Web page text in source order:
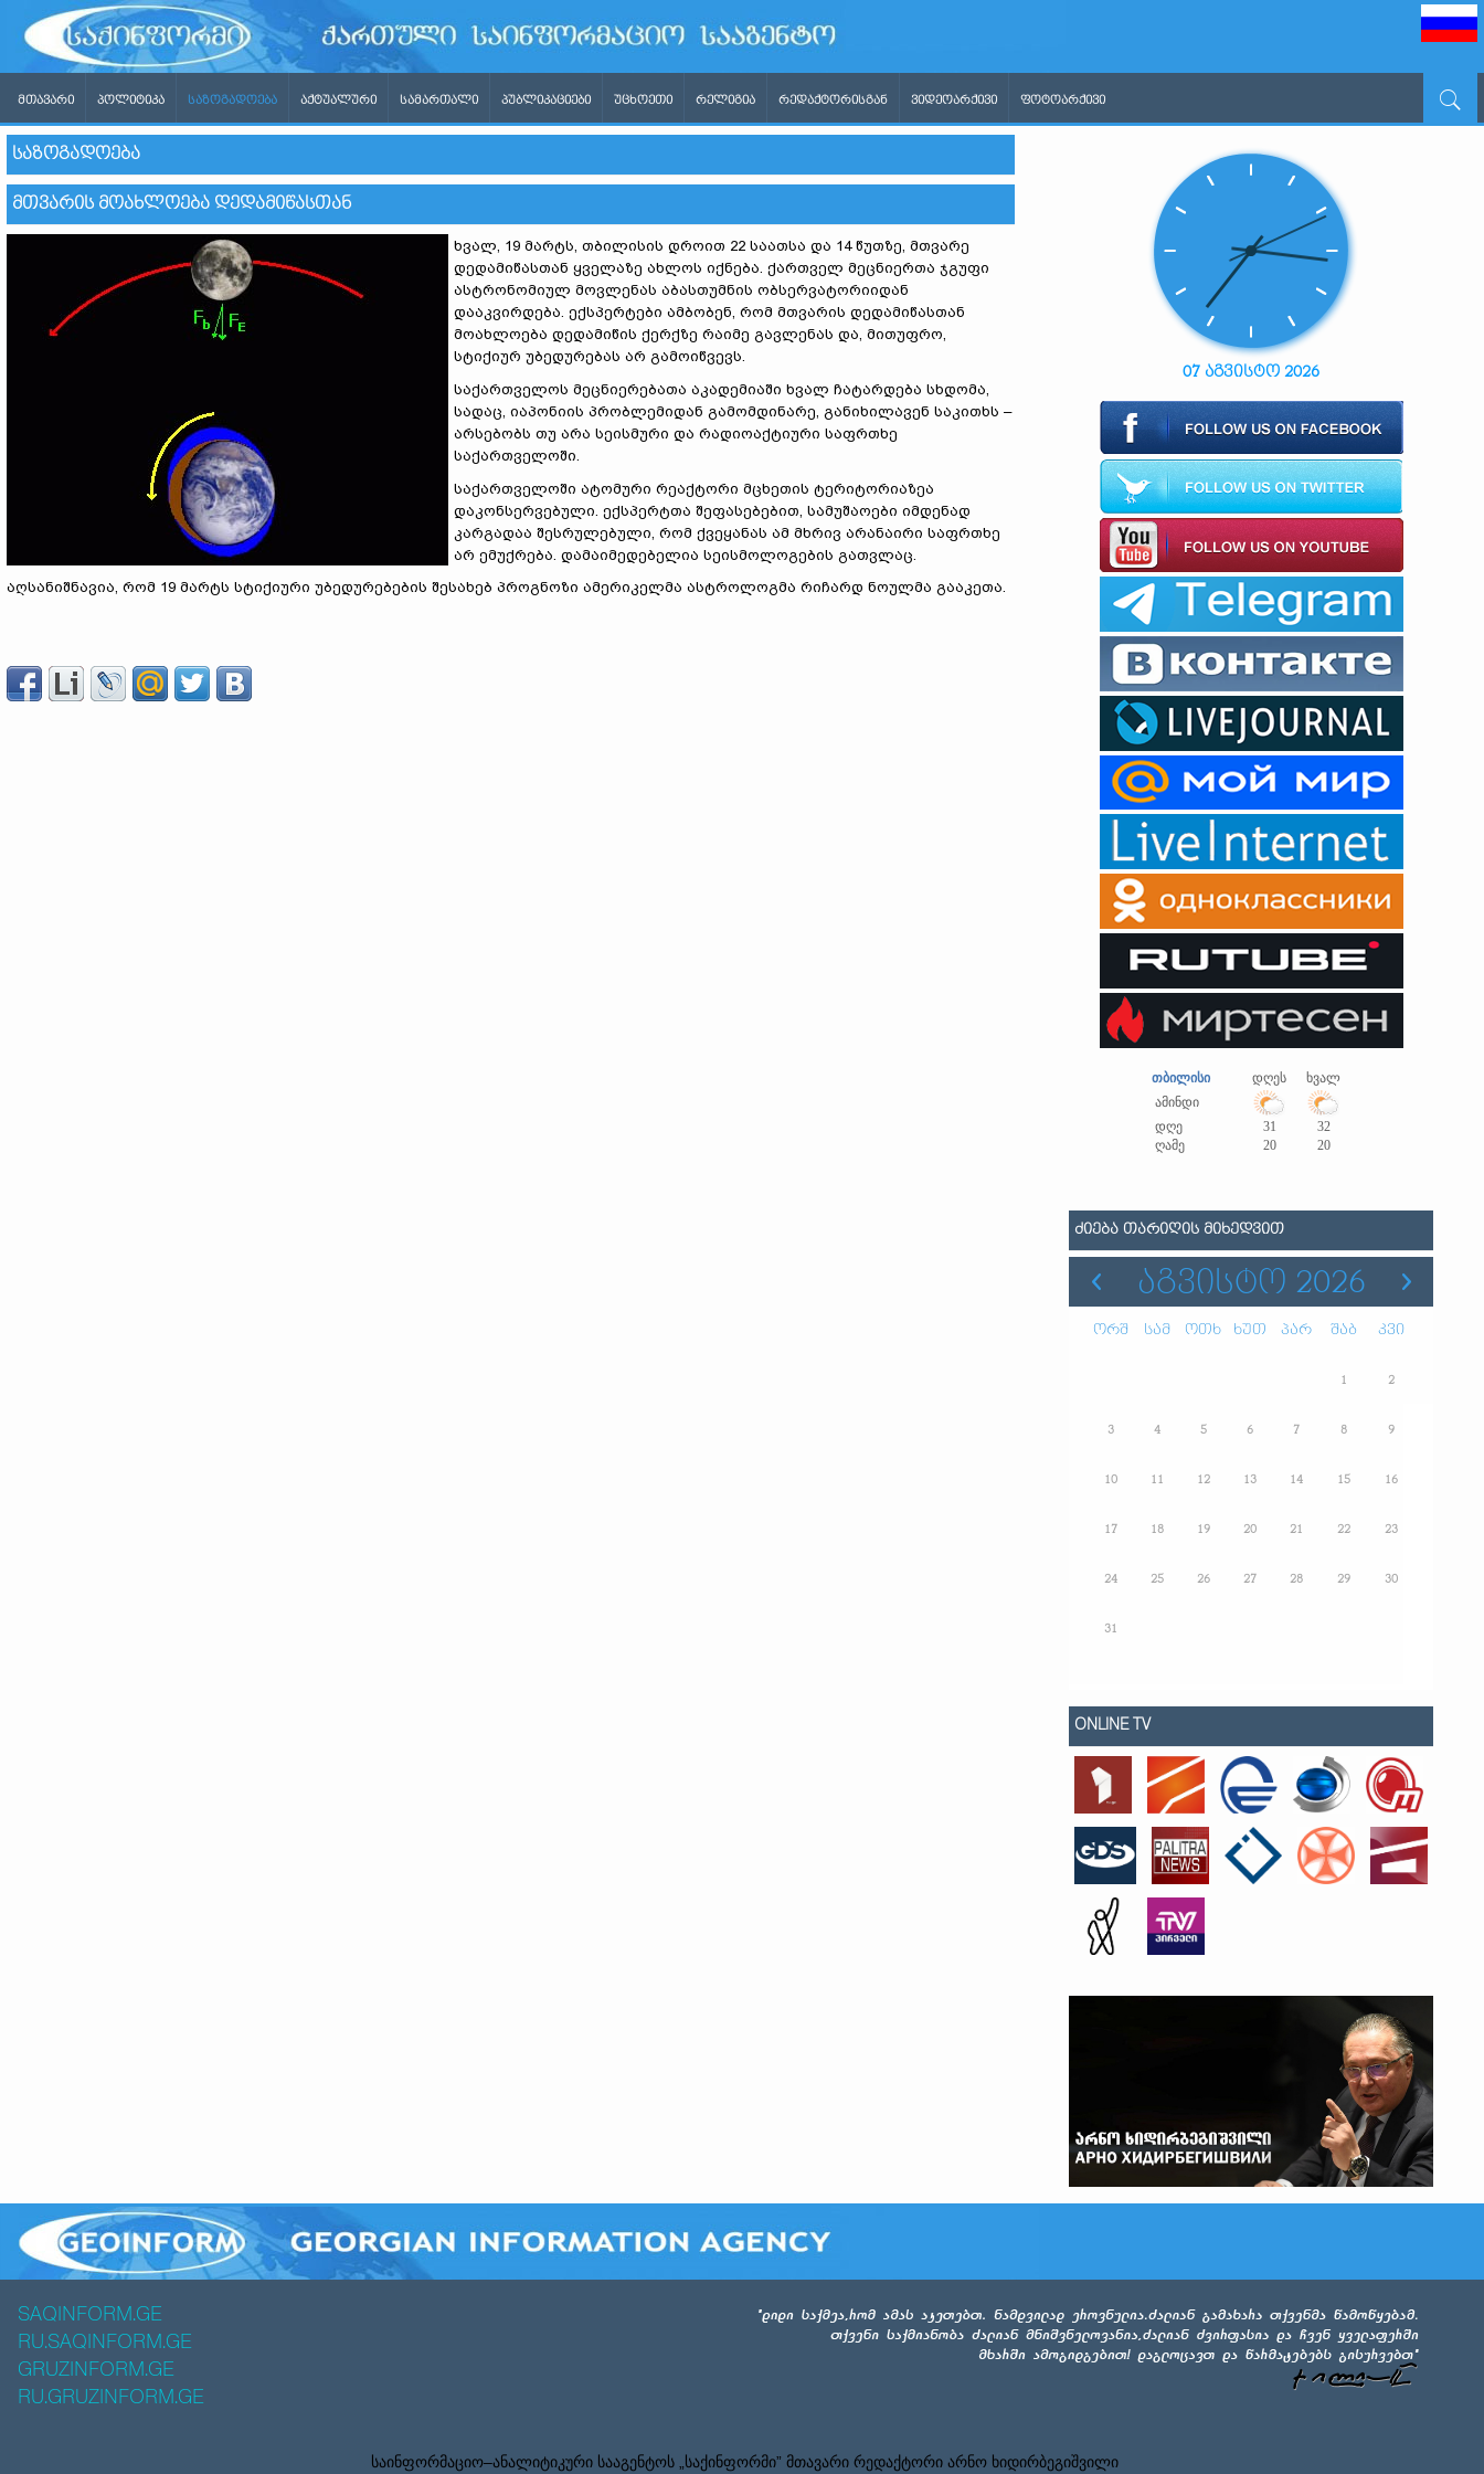
ᲛᲗᲐᲕᲐᲠᲘ ᲞᲝᲚᲘᲢᲘᲙᲐ ᲡᲐᲖᲝᲒᲐᲓᲝᲔᲑᲐ ᲐᲥᲢᲣᲐᲚᲣᲠᲘ ᲡᲐᲛᲐᲠᲗᲐᲚᲘ ᲞᲣᲑᲚᲘᲙᲐᲪᲘᲔᲑᲘ ᲣᲪᲮᲝᲔᲗᲘ ᲠᲔᲚᲘᲒᲘᲐ ᲠᲔᲓᲐᲥᲢᲝᲠᲘᲡᲒᲐᲜ ᲕᲘᲓᲔᲝᲐᲠᲥᲘᲕᲘ ᲤᲝᲢᲝᲐᲠᲥᲘᲕᲘ
ᲡᲐᲖᲝᲒᲐᲓᲝᲔᲑᲐ
ᲛᲗᲕᲐᲠᲘᲡ ᲛᲝᲐᲮᲚᲝᲔᲑᲐ ᲓᲔᲓᲐᲛᲘᲬᲐᲡᲗᲐᲜ
ხვალ, 19 მარტს, თბილისის დროით 22 საათსა და 14 წუთზე, მთვარე
დედამიწასთან ყველაზე ახლოს იქნება. ქართველ მეცნიერთა ჯგუფი
ასტრონომიულ მოვლენას აბასთუმნის ობსერვატორიიდან
დააკვირდება. ექსპერტები ამბობენ, რომ მთვარის დედამიწასთან
მოახლოება დედამიწის ქერქზე რაიმე გავლენას და, მითუფრო,
სტიქიურ უბედურებას არ გამოიწვევს.
საქართველოს მეცნიერებათა აკადემიაში ხვალ ჩატარდება სხდომა,
სადაც, იაპონიის პრობლემიდან გამომდინარე, განიხილავენ საკითხს –
არსებობს თუ არა სეისმური და რადიოაქტიური საფრთხე
საქართველოში.
საქართველოში ატომური რეაქტორი მცხეთის ტერიტორიაზეა
დაკონსერვებული. ექსპერტთა შეფასებებით, სამუშაოები იმდენად
კარგადაა შესრულებული, რომ ქვეყანას ამ მხრივ არანაირი საფრთხე
არ ემუქრება. დამაიმედებელია სეისმოლოგების გათვლაც.
აღსანიშნავია, რომ 19 მარტს სტიქიური უბედურებების შესახებ პროგნოზი ამერიკელმა ასტროლოგმა რიჩარდ ნოულმა გააკეთა.
07 აგვისტო 2026
თბილისი დღეს
ხვალ
ამინდი
დღე
31
32
ღამე
20 20
ᲫᲘᲔᲑᲐ ᲗᲐᲠᲘᲦᲘᲡ ᲛᲘᲮᲔᲓᲕᲘᲗ
ᲐᲒᲕᲘᲡᲢᲝ 2026
ორშ სამ ოთხ ხუთ პარ შაბ კვი
1 2
3 4 5 6 7 8 9
10 11 12 13 14 15 16
17 18 19 20 21 22 23
24 25 26 27 28 29 30
31
ONLINE TV
SAQINFORM.GE
RU.SAQINFORM.GE
GRUZINFORM.GE
RU.GRUZINFORM.GE
საინფორმაციო–ანალიტიკური სააგენტოს „საქინფორმი” მთავარი რედაქტორი არნო ხიდირბეგიშვილი